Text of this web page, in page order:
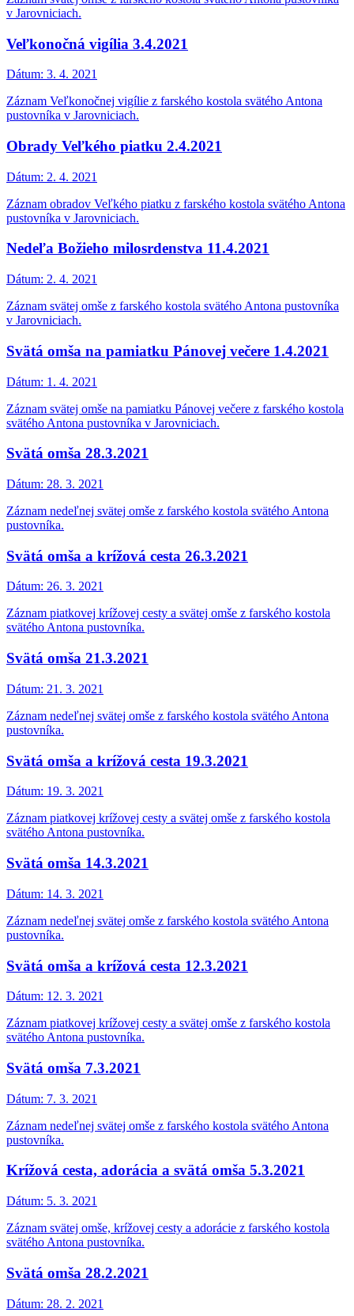
v Jarovniciach.
Veľkonočná vigília 3.4.2021
Dátum: 3. 4. 2021
Záznam Veľkonočnej vigílie z farského kostola svätého Antona
pustovníka v Jarovniciach.
Obrady Veľkého piatku 2.4.2021
Dátum: 2. 4. 2021
Záznam obradov Veľkého piatku z farského kostola svätého Antona
pustovníka v Jarovniciach.
Nedeľa Božieho milosrdenstva 11.4.2021
Dátum: 2. 4. 2021
Záznam svätej omše z farského kostola svätého Antona pustovníka
v Jarovniciach.
Svätá omša na pamiatku Pánovej večere 1.4.2021
Dátum: 1. 4. 2021
Záznam svätej omše na pamiatku Pánovej večere z farského kostola
svätého Antona pustovníka v Jarovniciach.
Svätá omša 28.3.2021
Dátum: 28. 3. 2021
Záznam nedeľnej svätej omše z farského kostola svätého Antona
pustovníka.
Svätá omša a krížová cesta 26.3.2021
Dátum: 26. 3. 2021
Záznam piatkovej krížovej cesty a svätej omše z farského kostola
svätého Antona pustovníka.
Svätá omša 21.3.2021
Dátum: 21. 3. 2021
Záznam nedeľnej svätej omše z farského kostola svätého Antona
pustovníka.
Svätá omša a krížová cesta 19.3.2021
Dátum: 19. 3. 2021
Záznam piatkovej krížovej cesty a svätej omše z farského kostola
svätého Antona pustovníka.
Svätá omša 14.3.2021
Dátum: 14. 3. 2021
Záznam nedeľnej svätej omše z farského kostola svätého Antona
pustovníka.
Svätá omša a krížová cesta 12.3.2021
Dátum: 12. 3. 2021
Záznam piatkovej krížovej cesty a svätej omše z farského kostola
svätého Antona pustovníka.
Svätá omša 7.3.2021
Dátum: 7. 3. 2021
Záznam nedeľnej svätej omše z farského kostola svätého Antona
pustovníka.
Krížová cesta, adorácia a svätá omša 5.3.2021
Dátum: 5. 3. 2021
Záznam svätej omše, krížovej cesty a adorácie z farského kostola
svätého Antona pustovníka.
Svätá omša 28.2.2021
Dátum: 28. 2. 2021